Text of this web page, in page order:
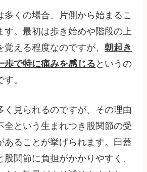
多くの場合、片側から始まるこ
す。最初は歩き始めや階段の上
覚える程度なのですが、朝起き
歩で特に痛みを感じる というの
。
く見られるのですが、その理由
全という生まれつき股関節の受
あることが挙げられます。臼蓋
関節に負担がかかりやすく、